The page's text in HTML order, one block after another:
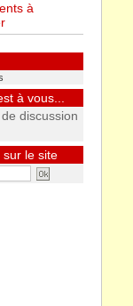
à
à vous...
discussion
sur le site